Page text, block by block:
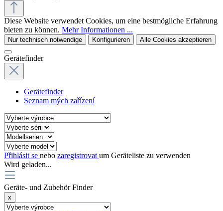
Diese Website verwendet Cookies, um eine bestmögliche Erfahrung
bieten zu können. Mehr Informationen ...
Nur technisch notwendige Konfigurieren Alle Cookies akzeptieren
Gerätefinder
Gerätefinder
Seznam mých zařízení
Přihlásit se nebo zaregistrovat um Geräteliste zu verwenden
Wird geladen...
Geräte- und Zubehör Finder
x